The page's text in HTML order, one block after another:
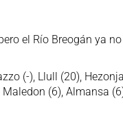
el Río Breogán ya
(-), Llull (20),
(6), Almansa